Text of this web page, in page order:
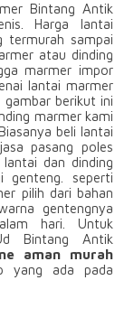
Bintang Antik
Harga lantai
sampai
atau dinding
marmer impor
lantai marmer
berikut ini
marmer kami
beli lantai
pasang poles
dan dinding
genteng. seperti
pilih dari bahan
gentengnya
hari. Untuk
Bintang Antik
aman murah
yang ada pada